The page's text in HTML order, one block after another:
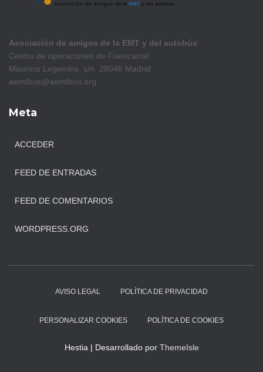
Asociación de amigos de la EMT y del autobús
Centro de operaciones de Fuencarral
Mauricio Legendre, s/n. 28046 Madrid
aemtbus@aemtbus.org
Meta
ACCEDER
FEED DE ENTRADAS
FEED DE COMENTARIOS
WORDPRESS.ORG
AVISO LEGAL POLÍTICA DE PRIVACIDAD
PERSONALIZAR COOKIES POLÍTICA DE COOKIES
Hestia | Desarrollado por ThemeIsle